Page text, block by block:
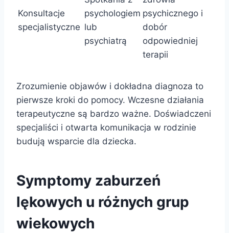
Konsultacje
specjalistyczne
psychologiem
lub
psychiatrą
psychicznego i
dobór
odpowiedniej
terapii
Zrozumienie objawów i dokładna diagnoza to
pierwsze kroki do pomocy. Wczesne działania
terapeutyczne są bardzo ważne. Doświadczeni
specjaliści i otwarta komunikacja w rodzinie
budują wsparcie dla dziecka.
Symptomy zaburzeń
lękowych u różnych grup
wiekowych